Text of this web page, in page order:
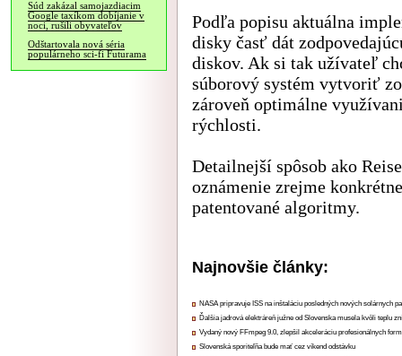
Súd zakázal samojazdiacim
Google taxíkom dobíjanie v
noci, rušili obyvateľov
Odštartovala nová séria
populárneho sci-fi Futurama
Podľa popisu aktuálna
disky časť dát
diskov. Ak si tak užívateľ
súborový systém vytvoriť
zároveň optimálne
rýchlosti.
Detailnejší spôsob ako
oznámenie zrejme
patentované algoritmy.
Najnovšie články:
NASA pripravuje ISS na inštaláciu posledných nových solárnych
Ďalšia jadrová elektráreň južne od Slovenska musela kvôli teplu
Vydaný nový FFmpeg 9.0, zlepšil akceleráciu profesionálnych
Slovenská sporiteľňa bude mať cez víkend odstávku